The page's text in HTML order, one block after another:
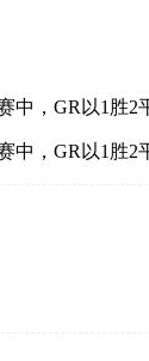
，GR以1胜
，GR以1胜